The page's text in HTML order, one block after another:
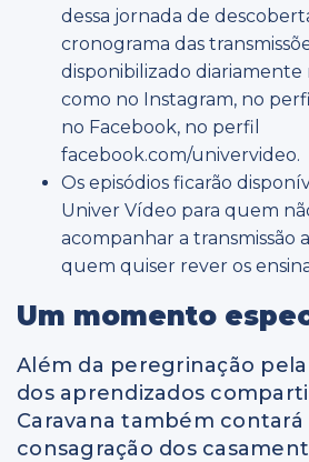
dessa jornada de
cronograma das
disponibilizado diariamente
como no Instagram, no
no Facebook, no perfil
facebook.com/univervideo.
Os episódios ficarão
Univer Vídeo para quem
acompanhar a transmissão
quem quiser rever os
Um momento
Além da peregrinação
dos aprendizados
Caravana também contará
consagração dos